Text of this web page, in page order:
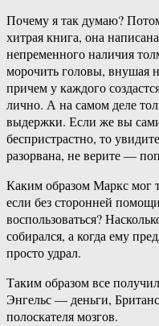
Почему я так думаю?
хитрая книга, она
непременного наличия
морочить головы,
причем у каждого
лично. А на самом деле
выдержки. Если же вы
беспристрастно, то
разорвана, не верите —
Каким образом Маркс мог
если без сторонней
воспользоваться?
собирался, а когда ему
просто удрал.
Таким образом все
Энгельс — деньги,
полоскателя мозгов.